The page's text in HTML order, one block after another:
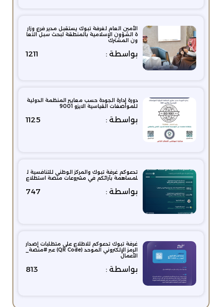
الأمين العام لغرفة تبوك يستقبل مدير فرع وزار
ة الشؤون الإسلامية بالمنطقة لبحث سبل التعا
ون المشترك
بواسطة : 1211
دورة إدارة الجودة حسب معايير المنظمة الدولية
للمواصفات القياسية الايزو 9001
بواسطة : 1125
تدعوكم غرفة تبوك والمركز الوطني للتنافسية ل
لمساهمة بآرائكم في مشروعات منصة استطلاع
بواسطة : 747
غرفة تبوك تدعوكم للاطلاع على متطلبات إصدار
الرمز الإلكتروني الموحد (QR Code) عبر #منصة_
الأعمال
بواسطة : 813